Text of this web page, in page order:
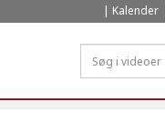
Kalender